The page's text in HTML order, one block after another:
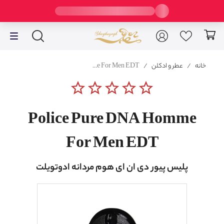
خانه / عطر و ادکلن /
Police Pure DNA Homme For Men EDT
star_borderstar_borderstar_borderstar_borderstar_border
Police Pure DNA Homme
For Men EDT
پلیس پیور دی ان ای هوم مردانه ادوتویلت